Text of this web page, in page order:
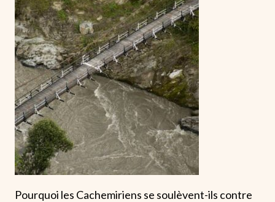
Pourquoi les Cachemiriens se soulèvent-ils contre